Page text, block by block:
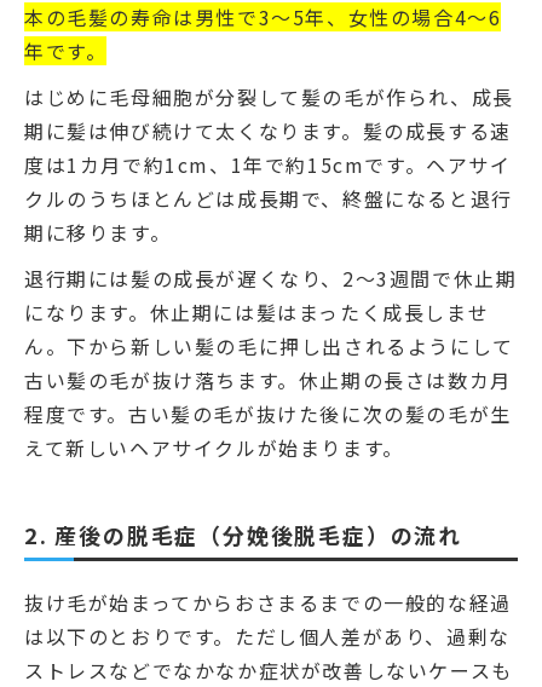
本の毛髪の寿命は男性で3～5年、女性の場合4～6
年です。
はじめに毛母細胞が分裂して髪の毛が作られ、成長
期に髪は伸び続けて太くなります。髪の成長する速
度は1カ月で約1cm、1年で約15cmです。ヘアサイ
クルのうちほとんどは成長期で、終盤になると退行
期に移ります。
退行期には髪の成長が遅くなり、2～3週間で休止期
になります。休止期には髪はまったく成長しませ
ん。下から新しい髪の毛に押し出されるようにして
古い髪の毛が抜け落ちます。休止期の長さは数カ月
程度です。古い髪の毛が抜けた後に次の髪の毛が生
えて新しいヘアサイクルが始まります。
2. 産後の脱毛症（分娩後脱毛症）の流れ
抜け毛が始まってからおさまるまでの一般的な経過
は以下のとおりです。ただし個人差があり、過剰な
ストレスなどでなかなか症状が改善しないケースも